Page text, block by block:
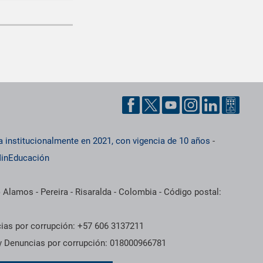
institucionalmente en 2021, con vigencia de 10 años -
Alamos - Pereira - Risaralda - Colombia - Código postal:
por corrupción: +57 606 3137211
por corrupción: 018000966781